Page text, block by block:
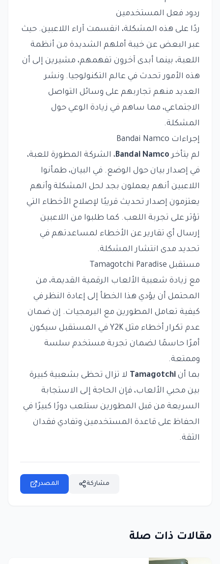
ردود فعل المستخدمين
ردًا على هذه المشكلة، انقسمت آراء اللاعبين. حيث
عبر البعض عن خيبة أملهم الشديدة من أنظمة
اللعبة، بينما أبدى آخرون تفهمهم، مشيرين إلى أن
هذه الأمور تحدث في عالم التكنولوجيا. ونشر
العديد منهم تجاربهم على وسائل التواصل
الاجتماعي، مما ساهم في زيادة الوعي حول
المشكلة.
إجراءات Bandai Namco
لم يتأخرBandai Namco، الشركة المطورة للعبة،
في إصدار بيان حول الوضع. في البيان، طمأنوا
اللاعبين أنهم يعملون بجد لحل المشكلة وأنهم
يعتزمون إصدار تحديث قريبًا لإصلاح الأخطاء التي
تؤثر على تجربة اللعب. كما طلبوا من اللاعبين
إرسال أي تقارير عن الأخطاء لمساعدتهم في
تحديد مدى انتشار المشكلة.
مستقبل Tamagotchi Paradise
مع زيادة شعبية الألعاب الرقمية القديمة، من
المحتمل أن يؤدي هذا الخطأ إلى إعادة النظر في
كيفية تعامل المطورين مع البرمجيات. إن ضمان
عدم تكرار أخطاء مثل Y2K في المستقبل سيكون
أمرًا حاسمًا لضمان تجربة مستخدم سلسة
وممتعة.
بما أن Tamagotchi لا تزال تحظى بشعبية كبيرة
بين محبي الألعاب، فإن الحاجة إلى الاستجابة
السريعة من قبل المطورين ستلعب دورًا كبيرًا في
الحفاظ على قاعدة المستخدمين وتفادي فقدان
الثقة.
المصدر مشاركة
مقالات ذات صلة